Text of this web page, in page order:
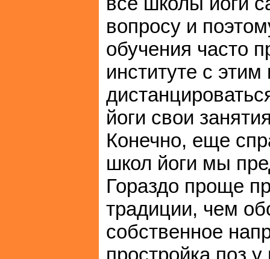
вопросу и
обучения часто
институте с
йоги свои
Конечно, еще
школ йоги мы
Гораздо проще
традиции, чем
собственное
простройка поз